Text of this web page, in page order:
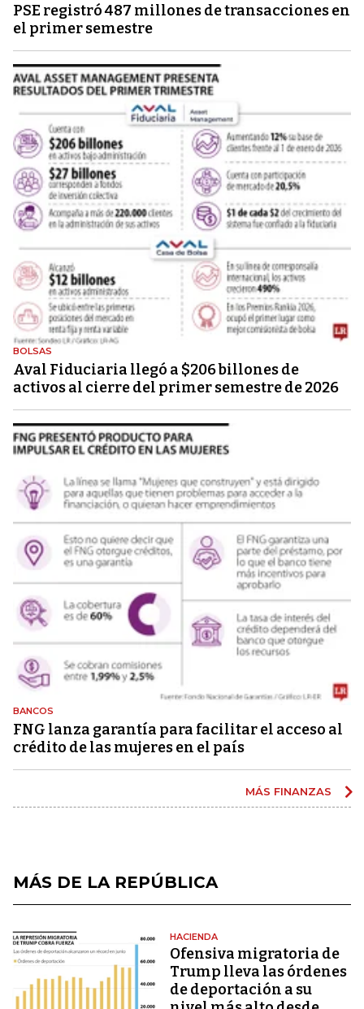
PSE registró 487 millones de transacciones en
el primer semestre
BOLSAS
Aval Fiduciaria llegó a $206 billones de
activos al cierre del primer semestre de 2026
BANCOS
FNG lanza garantía para facilitar el acceso al
crédito de las mujeres en el país
MÁS FINANZAS
MÁS DE LA REPÚBLICA
HACIENDA
Ofensiva migratoria de
Trump lleva las órdenes
de deportación a su